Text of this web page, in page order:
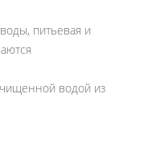
питьевая и
водой из